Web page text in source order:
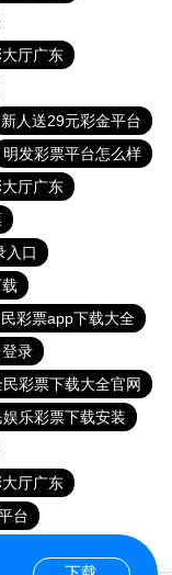
厅广东
新人送29元彩金平台
明发彩票平台怎么样
厅广东
入口
彩票app下载大全
录
民彩票下载大全官网
乐彩票下载安装
厅广东
台